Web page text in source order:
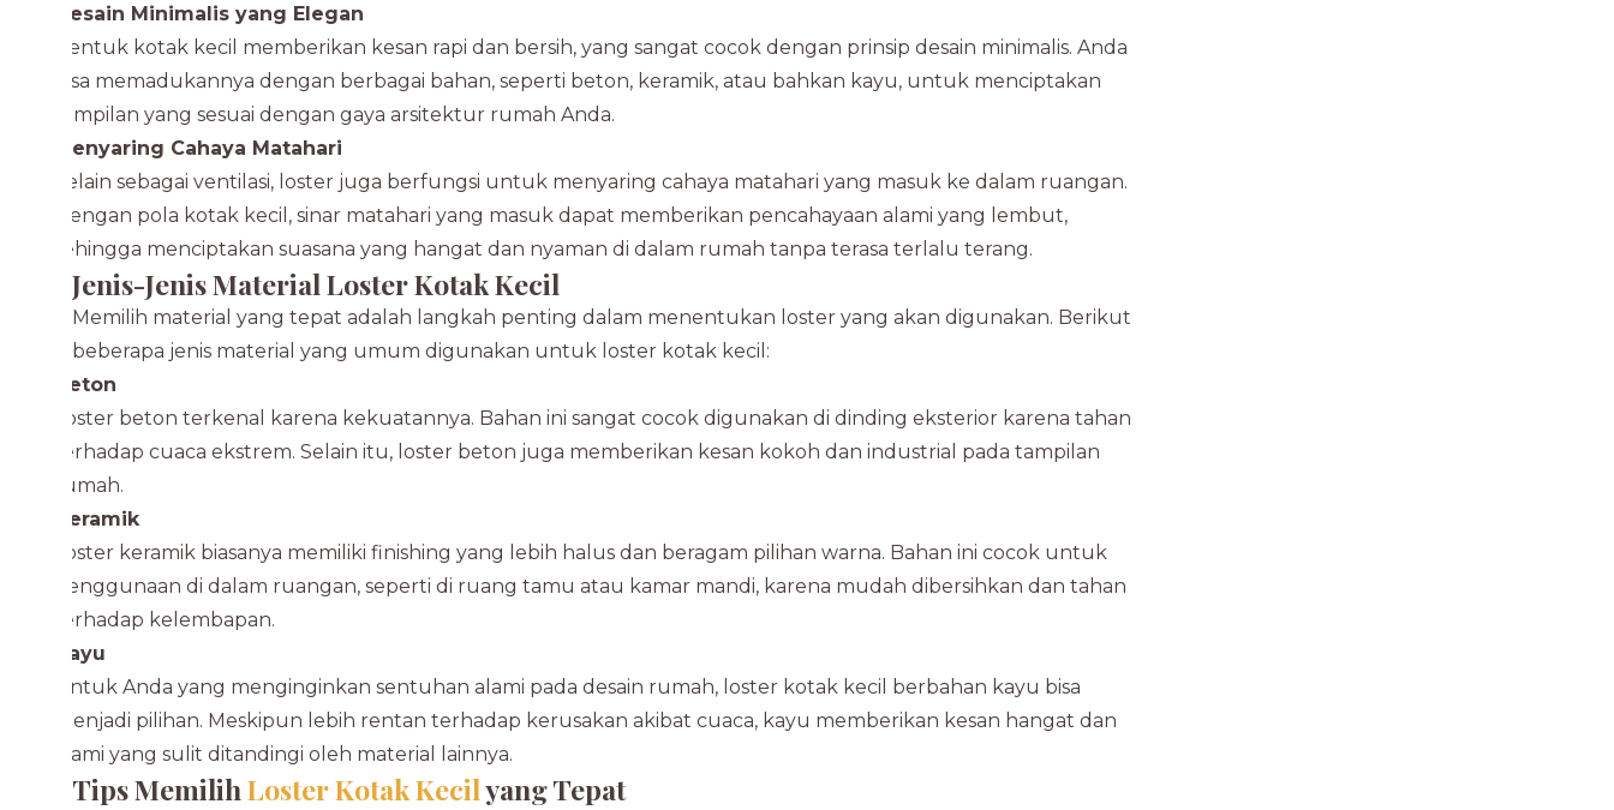
Desain Minimalis yang Elegan
Bentuk kotak kecil memberikan kesan rapi dan bersih, yang sangat cocok dengan prinsip desain minimalis. Anda
bisa memadukannya dengan berbagai bahan, seperti beton, keramik, atau bahkan kayu, untuk menciptakan
tampilan yang sesuai dengan gaya arsitektur rumah Anda.
Menyaring Cahaya Matahari
Selain sebagai ventilasi, loster juga berfungsi untuk menyaring cahaya matahari yang masuk ke dalam ruangan.
Dengan pola kotak kecil, sinar matahari yang masuk dapat memberikan pencahayaan alami yang lembut,
sehingga menciptakan suasana yang hangat dan nyaman di dalam rumah tanpa terasa terlalu terang.
Jenis-Jenis Material Loster Kotak Kecil
Memilih material yang tepat adalah langkah penting dalam menentukan loster yang akan digunakan. Berikut
beberapa jenis material yang umum digunakan untuk loster kotak kecil:
Beton
Loster beton terkenal karena kekuatannya. Bahan ini sangat cocok digunakan di dinding eksterior karena tahan
terhadap cuaca ekstrem. Selain itu, loster beton juga memberikan kesan kokoh dan industrial pada tampilan
rumah.
Keramik
Loster keramik biasanya memiliki finishing yang lebih halus dan beragam pilihan warna. Bahan ini cocok untuk
penggunaan di dalam ruangan, seperti di ruang tamu atau kamar mandi, karena mudah dibersihkan dan tahan
terhadap kelembapan.
Kayu
Untuk Anda yang menginginkan sentuhan alami pada desain rumah, loster kotak kecil berbahan kayu bisa
menjadi pilihan. Meskipun lebih rentan terhadap kerusakan akibat cuaca, kayu memberikan kesan hangat dan
alami yang sulit ditandingi oleh material lainnya.
Tips MemilihLoster Kotak Kecilyang Tepat